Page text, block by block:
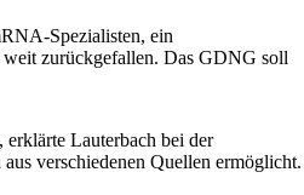
Spezialisten, ein
weit zurück­gefallen. Das GDNG soll
erklärte Lauterbach bei der
verschiedenen Quellen ermöglicht.